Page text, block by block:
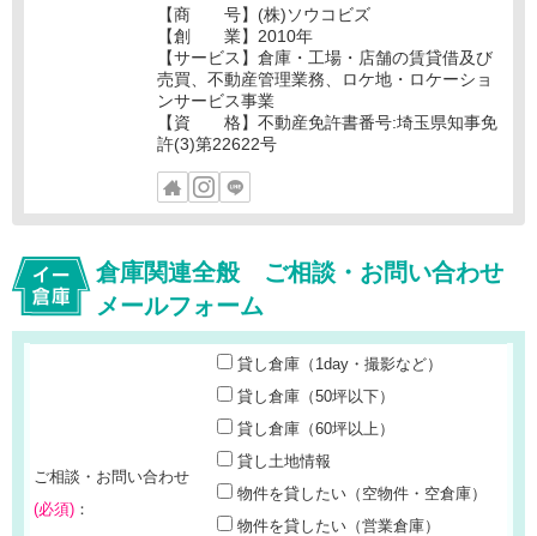
【商 号】(株)ソウコビズ
【創 業】2010年
【サービス】倉庫・工場・店舗の賃貸借及び
売買、不動産管理業務、ロケ地・ロケーショ
ンサービス事業
【資 格】不動産免許書番号:埼玉県知事免
許(3)第22622号
倉庫関連全般 ご相談・お問い合わせ
メールフォーム
ご相談・お問い合わせ
(必須) ：
貸し倉庫（1day・撮影など）
貸し倉庫（50坪以下）
貸し倉庫（60坪以上）
貸し土地情報
物件を貸したい（空物件・空倉庫）
物件を貸したい（営業倉庫）